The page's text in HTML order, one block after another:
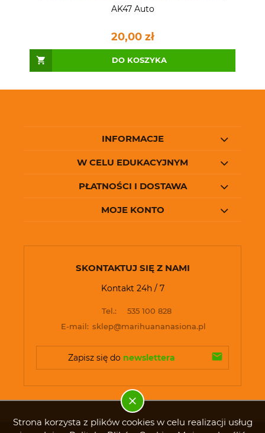
Strona korzysta z plików cookies w celu realizacji usług
AK47 Auto
20,00 zł
DO KOSZYKA
INFORMACJE
W CELU EDUKACYJNYM
PŁATNOŚCI I DOSTAWA
MOJE KONTO
SKONTAKTUJ SIĘ Z NAMI
Kontakt 24h / 7
Tel.:
535 100 828
E-mail: sklep@marihuananasiona.pl
Zapisz się do newslettera